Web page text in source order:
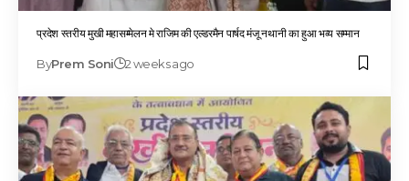
प्रदेश स्तरीय मुखी महासम्मेलन मे राजिम की एल्डरमैन पार्षद मंजू नथानी का हुआ भव्य सम्मान
ByPrem Soni 2 weeks ago